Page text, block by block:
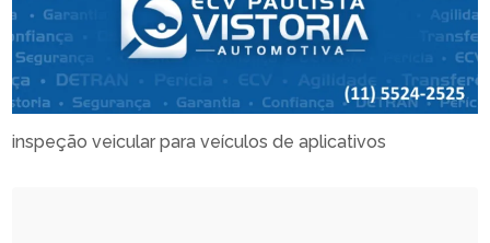
inspeção veicular para veículos de aplicativos